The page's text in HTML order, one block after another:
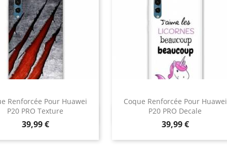
Renforcée Pour Huawei
P20 PRO Texture
Prix
39,99 €
Aperçu rapide
Coque Renforcée Pour Huawei
P20 PRO Decale
Prix
39,99 €
Aperçu rapide